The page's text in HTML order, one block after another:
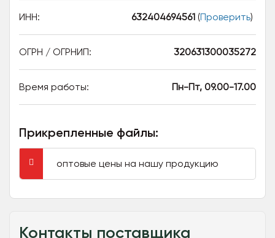
ИНН: 632404694561 (Проверить)
ОГРН / ОГРНИП: 320631300035272
Время работы: Пн-Пт, 09.00-17.00
Прикрепленные файлы:
оптовые цены на нашу продукцию
Контакты поставщика